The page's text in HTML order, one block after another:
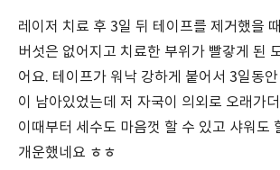
레이저 치료 후 3일 뒤 테이프를 제거했을
버섯은 없어지고 치료한 부위가 빨갛게 된
어요. 테이프가 워낙 강하게 붙어서 3일동
이 남아있었는데 저 자국이 의외로 오래가
이때부터 세수도 마음껏 할 수 있고 샤워도
개운했네요 ㅎㅎ